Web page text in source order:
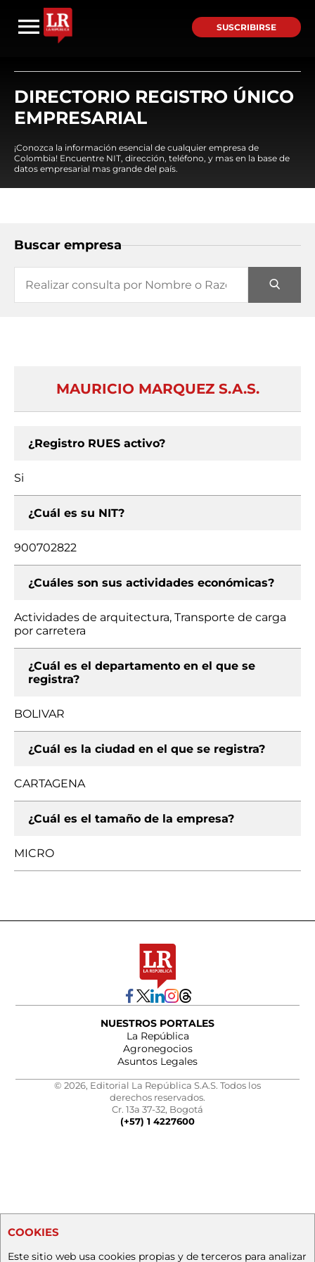
SUSCRIBIRSE
DIRECTORIO REGISTRO ÚNICO
EMPRESARIAL
¡Conozca la información esencial de cualquier empresa de
Colombia! Encuentre NIT, dirección, teléfono, y mas en la base de
datos empresarial mas grande del país.
Buscar empresa
MAURICIO MARQUEZ S.A.S.
¿Registro RUES activo?
Si
¿Cuál es su NIT?
900702822
¿Cuáles son sus actividades económicas?
Actividades de arquitectura, Transporte de carga
por carretera
¿Cuál es el departamento en el que se
registra?
BOLIVAR
¿Cuál es la ciudad en el que se registra?
CARTAGENA
¿Cuál es el tamaño de la empresa?
MICRO
NUESTROS PORTALES
La República
Agronegocios
Asuntos Legales
© 2026, Editorial La República S.A.S. Todos los
derechos reservados.
Cr. 13a 37-32, Bogotá
(+57) 1 4227600
COOKIES
Este sitio web usa cookies propias y de terceros para analizar